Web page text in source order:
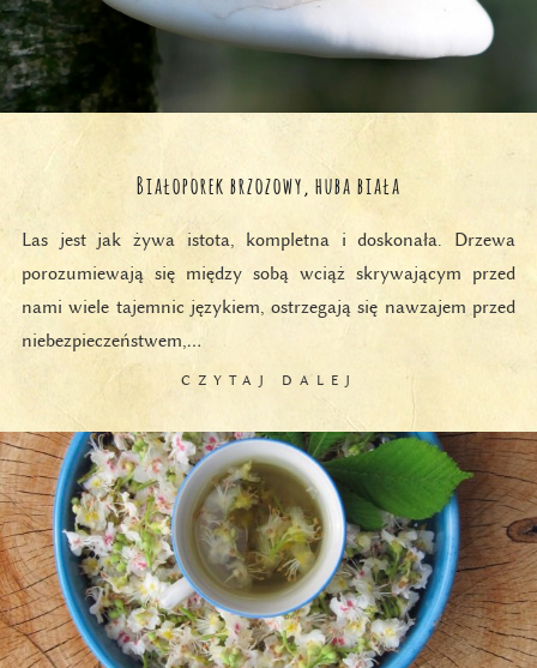
Białoporek brzozowy, huba biała
Las jest jak żywa istota, kompletna i doskonała. Drzewa
porozumiewają się między sobą wciąż skrywającym przed
nami wiele tajemnic językiem, ostrzegają się nawzajem przed
niebezpieczeństwem,…
CZYTAJ DALEJ